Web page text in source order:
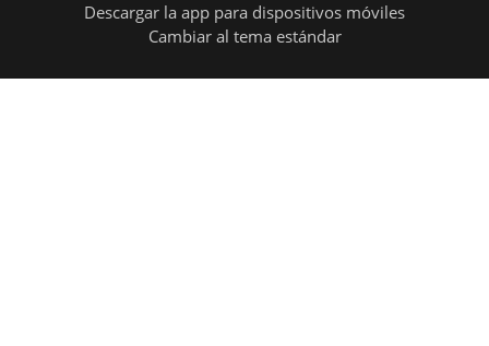
Descargar la app para dispositivos móviles
Cambiar al tema estándar